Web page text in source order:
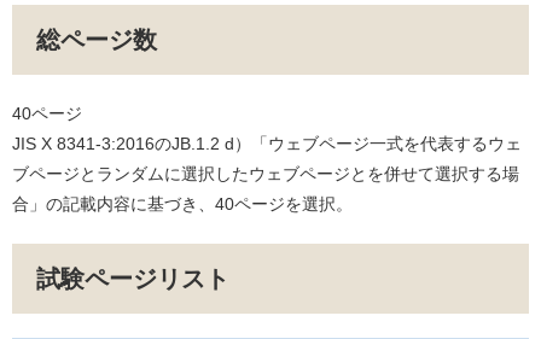
総ページ数
40ページ
JIS X 8341-3:2016のJB.1.2 d）「ウェブページ一式を代表するウェ
ブページとランダムに選択したウェブページとを併せて選択する場
合」の記載内容に基づき、40ページを選択。
試験ページリスト